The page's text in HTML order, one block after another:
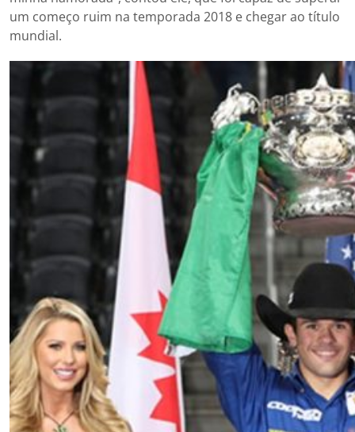
um começo ruim na temporada 2018 e chegar ao título
mundial.